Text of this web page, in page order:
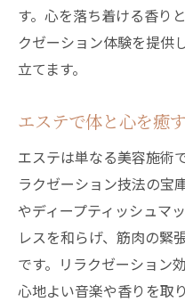
す。心を落ち着ける香り
クゼーション体験を提供
立てます。
エステで体と心を癒
エステは単なる美容施術
ラクゼーション技法の宝
やディープティッシュマ
レスを和らげ、筋肉の緊
です。リラクゼーション
心地よい音楽や香りを取